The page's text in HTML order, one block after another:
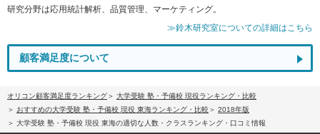
研究分野は応用統計解析、品質管理、マーケティング。
≫鈴木研究室についての詳細はこちら
顧客満足度について
オリコン顧客満足度ランキング
大学受験 塾・予備校 現役ランキング・比較
おすすめの大学受験 塾・予備校 現役 東海ランキング・比較
2018年版
大学受験 塾・予備校 現役 東海の適切な人数・クラスランキング・口コミ情報